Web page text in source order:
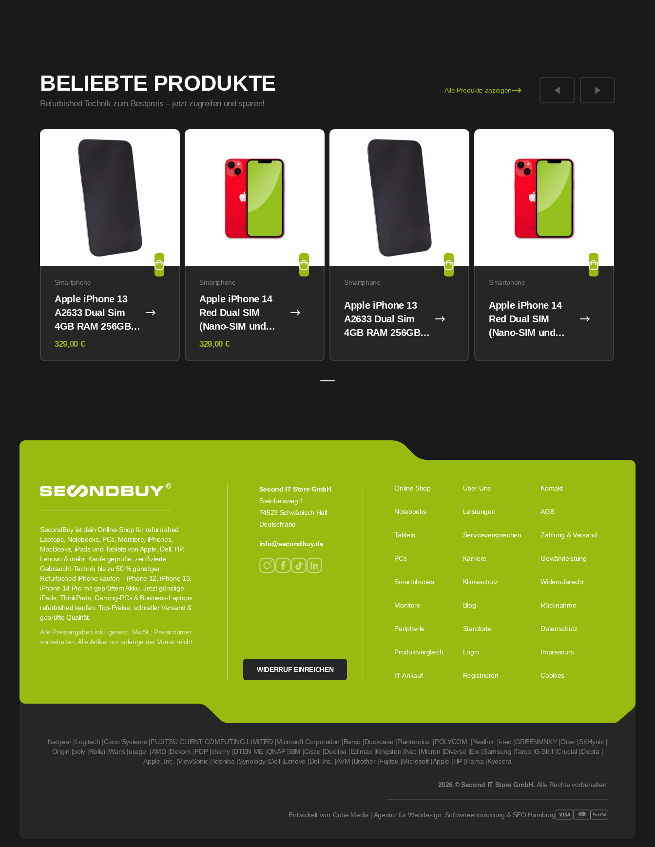
BELIEBTE PRODUKTE
Refurbished Technik zum Bestpreis – jetzt zugreifen und sparen!
Alle Produkte anzeigen
Smartphone
Apple iPhone 13
A2633 Dual Sim
4GB RAM 256GB
Midnight
329,00 €
Smartphone
Apple iPhone 14
Red Dual SIM
(Nano-SIM und
eSIM) 128GB
329,00 €
Smartphone
Apple iPhone 13
A2633 Dual Sim
4GB RAM 256GB
Smartphone
Apple iPhone 14
Red Dual SIM
(Nano-SIM und
SecondBuy ist dein Online-Shop für refurbished
Laptops, Notebooks, PCs, Monitore, iPhones,
MacBooks, iPads und Tablets von Apple, Dell, HP,
Lenovo & mehr. Kaufe geprüfte, zertifizierte
Gebraucht-Technik bis zu 50 % günstiger.
Refurbished iPhone kaufen – iPhone 12, iPhone 13,
iPhone 14 Pro mit geprüftem Akku. Jetzt günstige
iPads, ThinkPads, Gaming-PCs & Business-Laptops
refurbished kaufen. Top-Preise, schneller Versand &
geprüfte Qualität.
Alle Preisangaben inkl. gesetzl. MwSt.; Preisirrtümer
vorbehalten; Alle Artikel nur solange der Vorrat reicht.
Second IT Store GmbH
Steinbeisweg 1
74523 Schwäbisch Hall
Deutschland
info@secondbuy.de
WIDERRUF EINREICHEN
Online Shop Über Uns Kontakt
Notebooks Leistungen AGB
Tablets Serviceversprechen Zahlung & Versand
PCs Karriere Gewährleistung
Smartphones Klimaschutz Widerrufsrecht
Monitore Blog Rücknahme
Peripherie Standorte Datenschutz
Produktvergleich Login Impressum
IT-Ankauf Registrieren Cookies
Netgear |Logitech |Cisco Systems |FUJITSU CLIENT COMPUTING LIMITED |Microsoft Corporation |Barco |Dockcase |Plantronics |POLYCOM |Yealink |i-tec |GREENMNKY |Otter |SKHynix |
Origin |poly |Rollei |Waris |urage |AMD |Dekom |PDP |cherry |DTEN ME |QNAP |IBM |Cisco |Duolipa |Edimax |Kingston |Nec |Micron |Diverse |Elo |Samsung |Tarox |G.Skill |Crucial |Dicota |
Apple, Inc. |ViewSonic |Toshiba |Synology |Dell |Lenovo |Dell Inc. |AVM |Brother |Fujitsu |Microsoft |Apple |HP |Hama |Kyocera
2026 © Second IT Store GmbH.Alle Rechte vorbehalten.
Entwickelt von Cube Media | Agentur für Webdesign, Softwareentwicklung & SEO Hamburg